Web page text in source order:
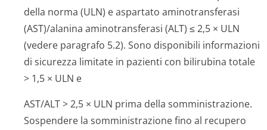
della norma (ULN) e aspartato aminotransferasi
(AST)/alanina aminotransferasi (ALT) ≤ 2,5 × ULN
(vedere paragrafo 5.2). Sono disponibili informazioni
di sicurezza limitate in pazienti con bilirubina totale
> 1,5 × ULN e
AST/ALT > 2,5 × ULN prima della somministrazione.
Sospendere la somministrazione fino al recupero